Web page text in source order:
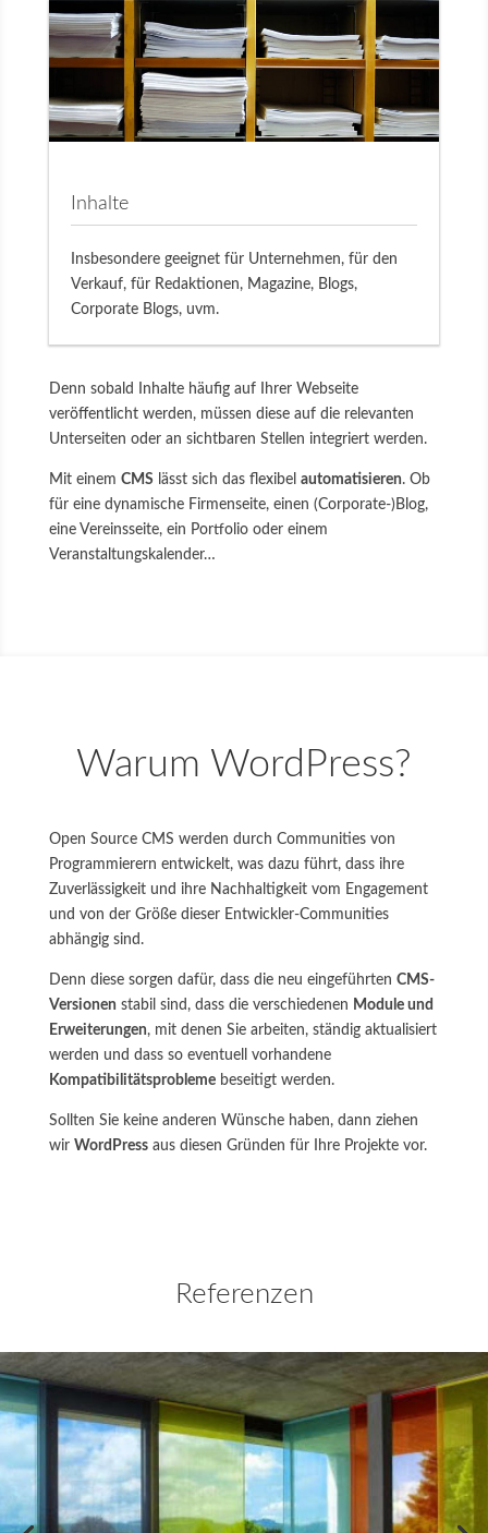
Inhalte
Insbesondere geeignet für Unternehmen, für den
Verkauf, für Redaktionen, Magazine, Blogs,
Corporate Blogs, uvm.
Denn sobald Inhalte häufig auf Ihrer Webseite
veröffentlicht werden, müssen diese auf die relevanten
Unterseiten oder an sichtbaren Stellen integriert werden.
Mit einem CMSlässt sich das flexibel automatisieren. Ob
für eine dynamische Firmenseite, einen (Corporate-)Blog,
eine Vereinsseite, ein Portfolio oder einem
Veranstaltungskalender…
Warum WordPress?
Open Source CMS werden durch Communities von
Programmierern entwickelt, was dazu führt, dass ihre
Zuverlässigkeit und ihre Nachhaltigkeit vom Engagement
und von der Größe dieser Entwickler-Communities
abhängig sind.
Denn diese sorgen dafür, dass die neu eingeführten CMS-
Versionen stabil sind, dass die verschiedenen Module und
Erweiterungen, mit denen Sie arbeiten, ständig aktualisiert
werden und dass so eventuell vorhandene
Kompatibilitätsproblemebeseitigt werden.
Sollten Sie keine anderen Wünsche haben, dann ziehen
wir WordPressaus diesen Gründen für Ihre Projekte vor.
Referenzen